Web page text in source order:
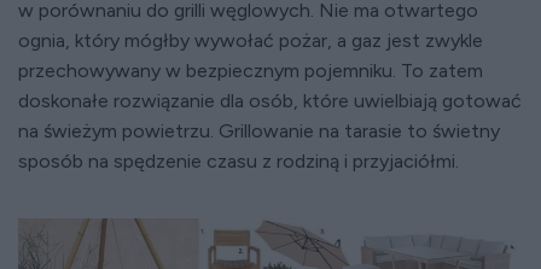
w porównaniu do grilli węglowych. Nie ma otwartego
ognia, który mógłby wywołać pożar, a gaz jest zwykle
przechowywany w bezpiecznym pojemniku. To zatem
doskonałe rozwiązanie dla osób, które uwielbiają gotować
na świeżym powietrzu. Grillowanie na tarasie to świetny
sposób na spędzenie czasu z rodziną i przyjaciółmi.